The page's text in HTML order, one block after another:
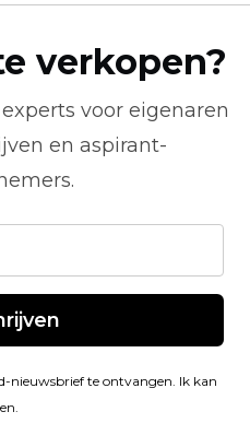
verkopen?
experts voor eigenaren
en aspirant-
nieuwsbrief te ontvangen. Ik kan